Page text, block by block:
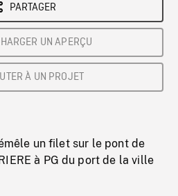
PARTAGER
UN APERÇU
À UN PROJET
un filet sur le pont de
à PG du port de la ville